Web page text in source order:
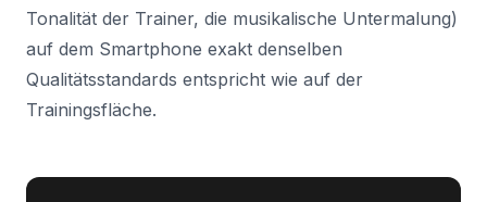
Tonalität der Trainer, die musikalische Untermalung)
auf dem Smartphone exakt denselben
Qualitätsstandards entspricht wie auf der
Trainingsfläche.